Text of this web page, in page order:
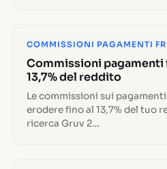
COMMISSIONI PAGAMENTI
Commissioni pagamenti
13,7% del reddito
Le commissioni sui
erodere fino al 13,7% del tuo
ricerca Gruv 2…